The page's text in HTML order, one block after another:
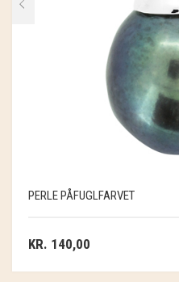
PERLE PÅFUGLFARVET
KR. 140,00